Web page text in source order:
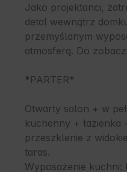
Jako projektanci,
detal wewnątrz
przemyślanym
atmosferą. Do
*PARTER*
Otwarty salon + w
kuchenny + łazienka
przeszklenie z
taras.
Wyposażenie